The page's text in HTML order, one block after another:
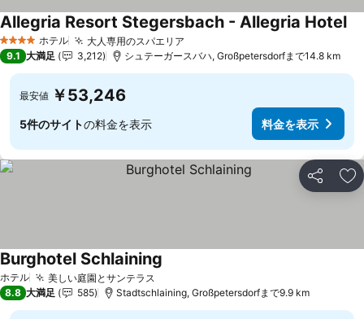
4 ホテルのランク
ホテル 大人専用のスパエリア
Allegria Resort Stegersbach - Allegria Hotel料
9.1 大満足 3,212 シュテーガースバハ, Großpetersdorfまで14.8 km
最安値 ￥53,246
5件のサイトの料金を表示 料金を表示
シェア お
ホテル 美しい庭園とサンテラス
Burghotel Schlaining
8.8 大満足 585 Stadtschlaining, Großpetersdorfまで9.9 km